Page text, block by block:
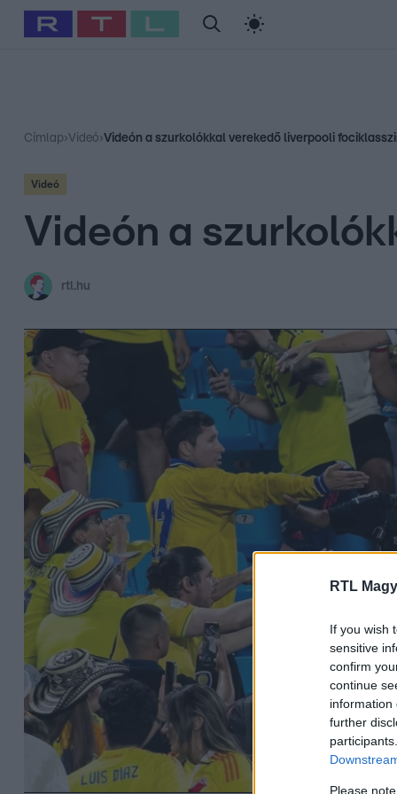
RTL
If you wish
sensitive
confirm
continue
information
further
Please
Babits Marcella Szellő István Most Wanted
Címlap›Videó›Videón a szurkolókkal verekedő liverpooli
Videó
Videón a
rtl.hu